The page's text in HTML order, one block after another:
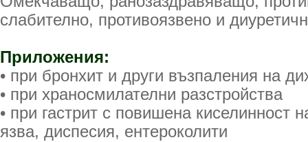
слабително, противоязвено и
Приложения:
• при бронхит и други възпаления на
• при храносмилателни разстройства
• при гастрит с повишена киселинност
язва, диспесия, ентероколити